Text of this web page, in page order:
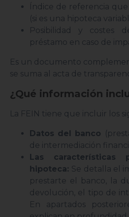
Índice de referencia
(si es una hipoteca
Posibilidad y costes
préstamo en caso de
Es un documento
se suma al acta de
¿Qué información
La FEIN tiene que incluir los
Datos del banco
de intermediación
Las características
hipoteca: Se detalla el
prestarte el banco, la
devolución, el tipo de
En apartados